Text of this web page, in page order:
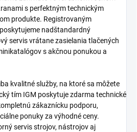
s perfektným technickým
produkte. Registrovaným
nadštandardný
servis vrátane zasielania tlačených
s akčnou ponukou a
kvalitné služby, na ktoré sa môžete
tím IGM poskytuje zdarma technické
zákaznícku podporu,
ponuky za výhodné ceny.
servis strojov, nástrojov aj